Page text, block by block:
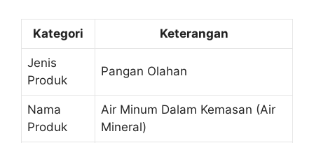
Kategori Keterangan
Jenis
Produk
Pangan Olahan
Nama
Produk
Air Minum Dalam Kemasan (Air
Mineral)